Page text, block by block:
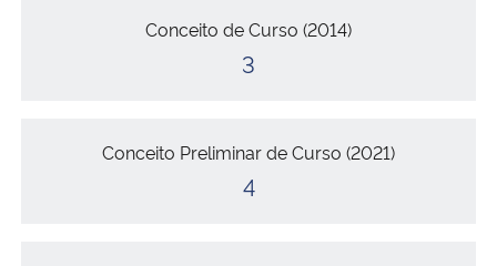
Conceito de Curso (2014)
3
Conceito Preliminar de Curso (2021)
4